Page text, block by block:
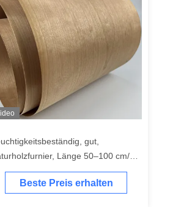
gut,
Länge 50–100 cm/
cm/ 200–140 cm/ 250–360
Bergmuster
Beste Preis erhalten